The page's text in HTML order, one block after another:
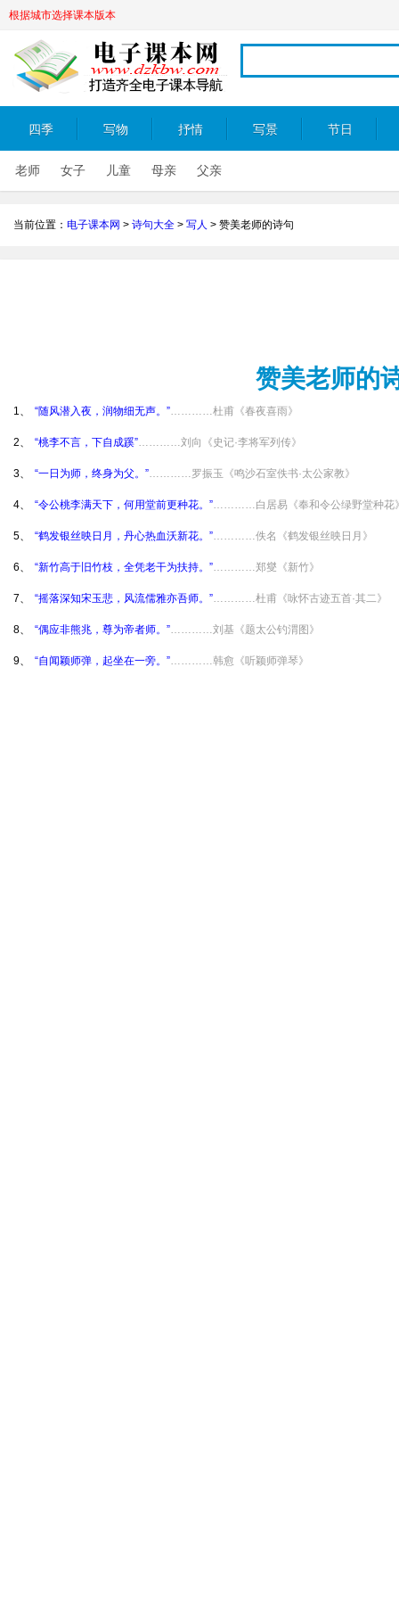
根据城市选择课本版本
四季 写物 抒情 写景 节日
老师 女子 儿童 母亲 父亲
当前位置： 电子课本网 > 诗句大全 > 写人 > 赞美老师的诗句
赞美老师的
1、 “随风潜入夜，润物细无声。”…………杜甫《春夜喜雨》
2、 “桃李不言，下自成蹊”…………刘向《史记·李将军列传》
3、 “一日为师，终身为父。”…………罗振玉《鸣沙石室佚书·太公家教》
4、 “令公桃李满天下，何用堂前更种花。”…………白居易《奉和令公绿野堂种花
5、 “鹤发银丝映日月，丹心热血沃新花。”…………佚名《鹤发银丝映日月》
6、 “新竹高于旧竹枝，全凭老干为扶持。”…………郑燮《新竹》
7、 “摇落深知宋玉悲，风流儒雅亦吾师。”…………杜甫《咏怀古迹五首·其二》
8、 “偶应非熊兆，尊为帝者师。”…………刘基《题太公钓渭图》
9、 “自闻颖师弹，起坐在一旁。”…………韩愈《听颖师弹琴》